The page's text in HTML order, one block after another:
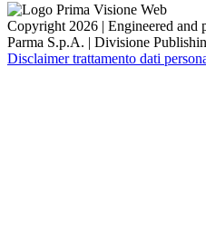
Copyright 2026 | Engineered and
Parma S.p.A. | Divisione
Disclaimer trattamento dati